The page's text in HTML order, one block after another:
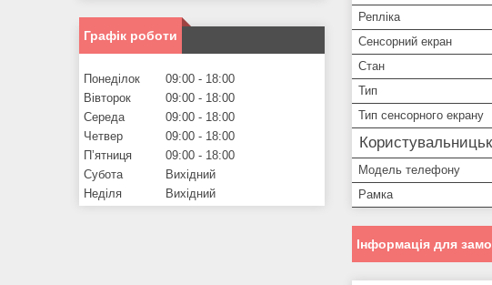
Репліка
Сенсорний екран
Стан
Тип
Тип сенсорного екрану
Модель телефону
Рамка
Інформація для
Графік роботи
Понеділок 09:00
18:00
Вівторок
09:00
18:00
Середа
09:00
18:00
Четвер
09:00
18:00
Пʼятниця
09:00
18:00
Субота
Вихідний
Неділя
Вихідний